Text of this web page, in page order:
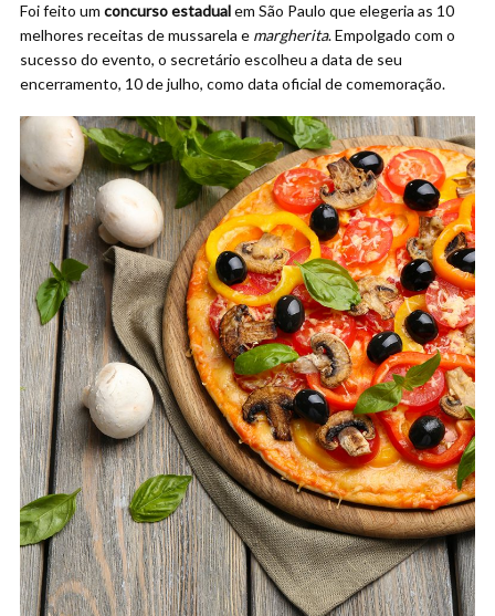
Foi feito um concurso estadualem São Paulo que elegeria as 10
melhores receitas de mussarela e margherita. Empolgado com o
sucesso do evento, o secretário escolheu a data de seu
encerramento, 10 de julho, como data oficial de comemoração.